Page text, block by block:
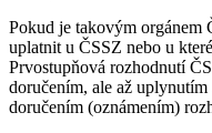
Pokud je takovým orgánem
uplatnit u ČSSZ nebo u
Prvostupňová rozhodnutí
doručením, ale až
doručením (oznámením)